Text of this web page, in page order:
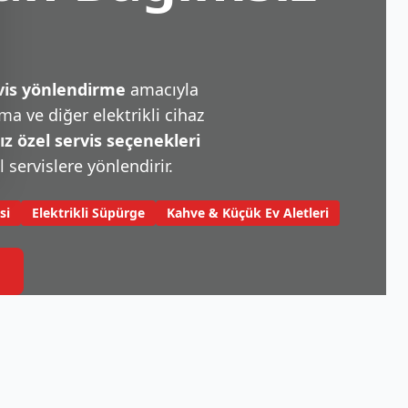
yönlendirme amacıyla
ve diğer elektrikli cihaz
özel servis seçenekleri
servislere yönlendirir.
Elektrikli Süpürge Kahve & Küçük Ev Aletleri